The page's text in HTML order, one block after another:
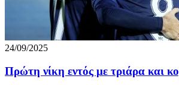
24/09/2025
Πρώτη νίκη εντός με τριάρα και